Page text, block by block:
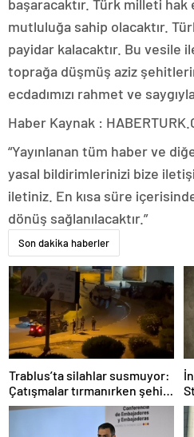
başaracaktır. Türk milleti
mutluluğa sahip olacaktır.
payidar kalacaktır. Bu vesile
toprağa düşmüş aziz
ecdadımızı rahmet ve
Haber Kaynak :
“Yayınlanan tüm haber ve
yasal bildirimlerinizi bize
iletiniz. En kısa süre
dönüş sağlanılacaktır.”
Son dakika haberler
Trablus’ta silahlar susmuyor:
Çatışmalar tırmanırken şehir
alarmda